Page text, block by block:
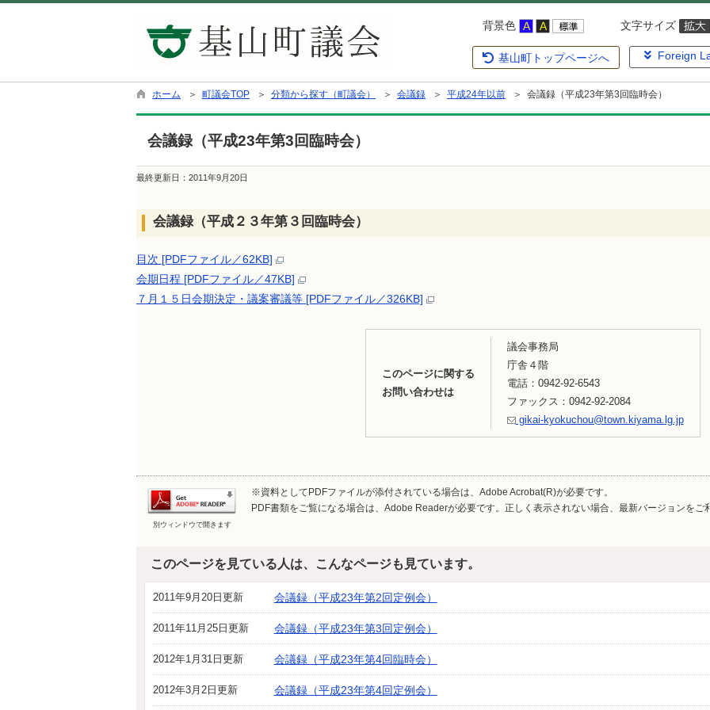
背景色 文字サイズ
基山町トップページへ Foreign
ホーム ＞ 町議会TOP ＞ 分類から探す（町議会） ＞ 会議録 ＞ 平成24年以前 ＞ 会議録（平成23年第3回臨時会）
会議録（平成23年第3回臨時会）
最終更新日： 2011年9月20日
会議録（平成２３年第３回臨時会）
目次 [PDFファイル／62KB]
会期日程 [PDFファイル／47KB]
７月１５日会期決定・議案審議等 [PDFファイル／326KB]
このページに関する
お問い合わせは
議会事務局
庁舎４階
電話：0942-92-6543
ファックス：0942-92-2084
gikai-kyokuchou@town.kiyama.lg.jp
別ウィンドウで開きます
※資料としてPDFファイルが添付されている場合は、Adobe Acrobat(R)が必要です。
PDF書類をご覧になる場合は、Adobe Readerが必要です。正しく表示されない場合、最新バージョンをご
このページを見ている人は、こんなページも見ています。
2011年9月20日更新 会議録（平成23年第2回定例会）
2011年11月25日更新 会議録（平成23年第3回定例会）
2012年1月31日更新 会議録（平成23年第4回臨時会）
2012年3月2日更新 会議録（平成23年第4回定例会）